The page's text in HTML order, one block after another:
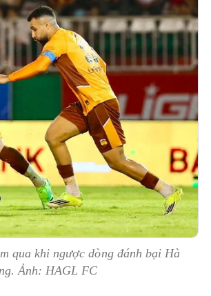
qua khi ngược dòng đánh bại Hà
Ảnh: HAGL FC